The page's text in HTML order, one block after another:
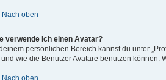
Nach oben
verwende ich einen Avatar?
persönlichen Bereich kannst du unter
wie die Benutzer Avatare benutzen können.
Nach oben